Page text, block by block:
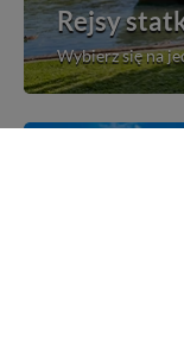
Rejsy
Wybierz się na